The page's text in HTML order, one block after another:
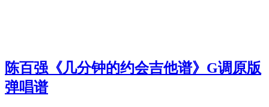
陈百强《几分钟的约会吉他谱》G调原版
弹唱谱